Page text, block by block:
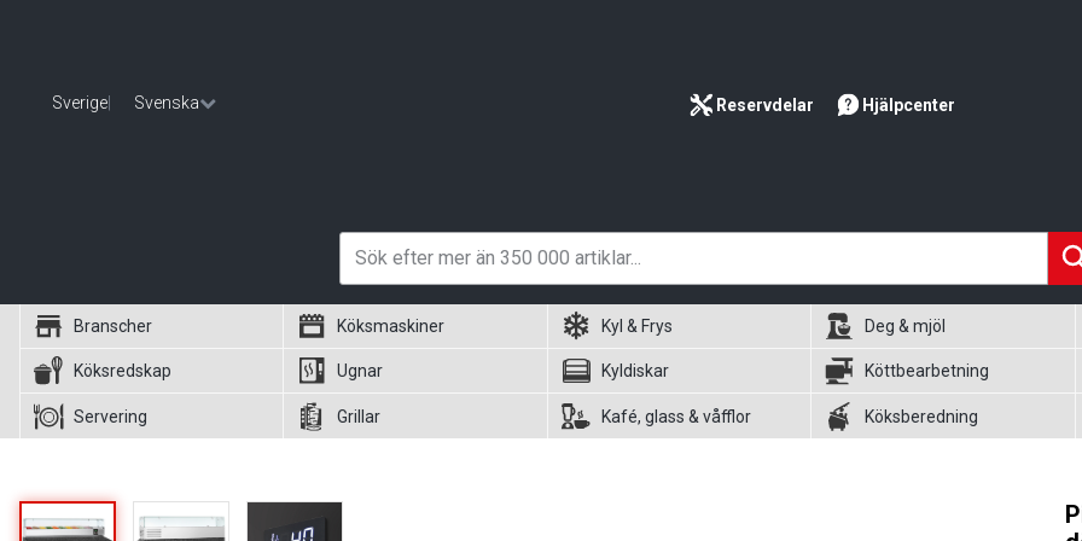
Sverige Svenska Reservdelar Hjälpcenter
Branscher Köksmaskiner Kyl & Frys Deg & mjöl
Köksredskap Ugnar Kyldiskar Köttbearbetning
Servering Grillar Kafé, glass & våfflor Köksberedning